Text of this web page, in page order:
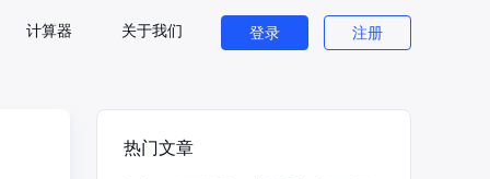
计算器 关于我们 登录 注册
热门文章